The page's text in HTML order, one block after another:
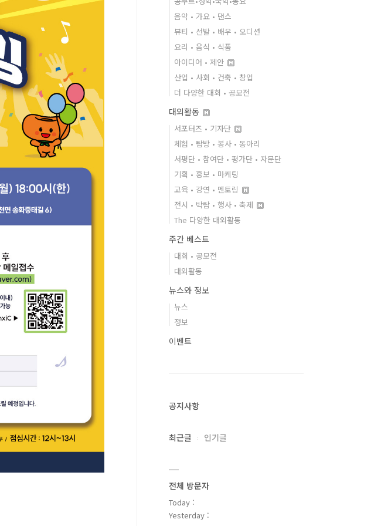
음악 • 가요 • 댄스
뷰티 • 선발 • 배우 • 오디션
요리 • 음식 • 식품
아이디어 • 제안
산업 • 사회 • 건축 • 창업
더 다양한 대회 • 공모전
대외활동
서포터즈 • 기자단
체험 • 탐방 • 봉사 • 동아리
서평단 • 참여단 • 평가단 • 자문단
기획 • 홍보 • 마케팅
교육 • 강연 • 멘토링
전시 • 박람 • 행사 • 축제
The 다양한 대외활동
주간 베스트
대회 • 공모전
대외활동
뉴스와 정보
뉴스
정보
이벤트
공지사항
최근글 인기글
전체 방문자
Today :
Yesterday :